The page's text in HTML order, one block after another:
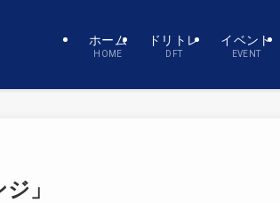
ホーム
HOME
ドリトレ
DFT
イベント
EVENT
」